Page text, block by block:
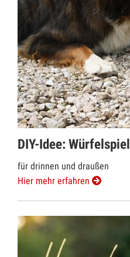
DIY-Idee: Würfelspiel
für drinnen und draußen
Hier mehr erfahren